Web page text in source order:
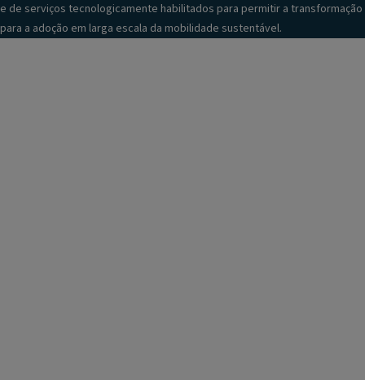
e de serviços tecnologicamente habilitados para permitir a transformação
para a adoção em larga escala da mobilidade sustentável.